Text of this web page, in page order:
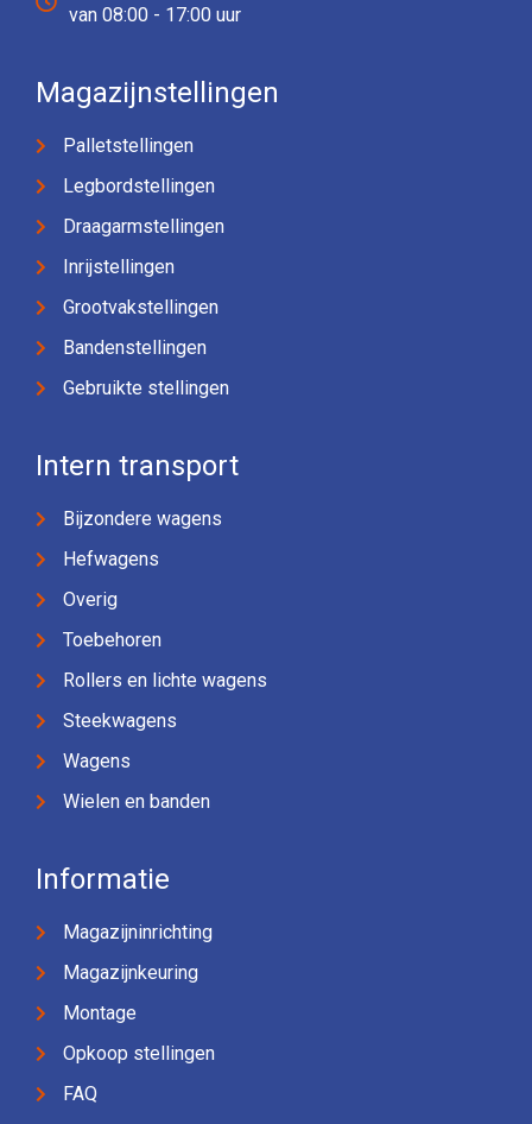
van 08:00 - 17:00 uur
Magazijnstellingen
Palletstellingen
Legbordstellingen
Draagarmstellingen
Inrijstellingen
Grootvakstellingen
Bandenstellingen
Gebruikte stellingen
Intern transport
Bijzondere wagens
Hefwagens
Overig
Toebehoren
Rollers en lichte wagens
Steekwagens
Wagens
Wielen en banden
Informatie
Magazijninrichting
Magazijnkeuring
Montage
Opkoop stellingen
FAQ